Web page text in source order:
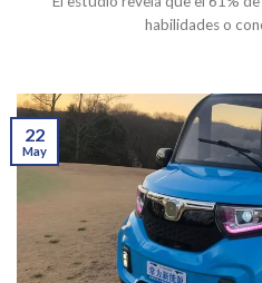
habilidades o
22
May